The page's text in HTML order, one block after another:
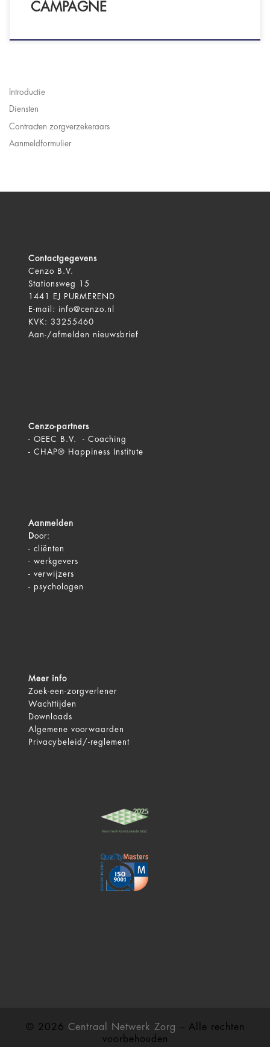
CAMPAGNE
Introductie
Diensten
Contracten zorgverzekeraars
Aanmeldformulier
Contactgegevens
Cenzo B.V.
Stationsweg 15
1441 EJ PURMEREND
E-mail:
info@cenzo.nl
KVK: 33255460
Aan-/afmelden
nieuwsbrief
Cenzo-partners
- OEEC B.V. - Coaching
- CHAP® Happiness Institute
Aanmelden
Door:
- cliënten
- werkgevers
- verwijzers
- psychologen
Meer info
Zoek-een-zorgverlener
Wachttijden
Downloads
Algemene voorwaarden
Privacybeleid/-reglement
© 2026 Centraal Netwerk Zorg – Alle rechten
voorbehouden